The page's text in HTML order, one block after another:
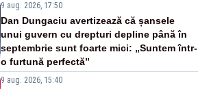
9 aug. 2026, 17:50
Dan Dungaciu avertizează că șansele
unui guvern cu drepturi depline până în
septembrie sunt foarte mici: „Suntem într-
o furtună perfectă”
9 aug. 2026, 15:40